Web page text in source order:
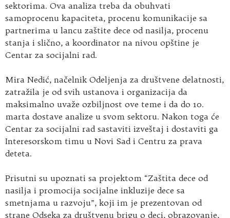
sektorima. Ova analiza treba da obuhvati
samoprocenu kapaciteta, procenu komunikacije sa
partnerima u lancu zaštite dece od nasilja, procenu
stanja i slično, a koordinator na nivou opštine je
Centar za socijalni rad.
Mira Nedić, načelnik Odeljenja za društvene delatnosti,
zatražila je od svih ustanova i organizacija da
maksimalno uvaže ozbiljnost ove teme i da do 10.
marta dostave analize u svom sektoru. Nakon toga će
Centar za socijalni rad sastaviti izveštaj i dostaviti ga
Interesorskom timu u Novi Sad i Centru za prava
deteta.
Prisutni su upoznati sa projektom “Zaštita dece od
nasilja i promocija socijalne inkluzije dece sa
smetnjama u razvoju”, koji im je prezentovan od
strane Odseka za društvenu brigu o deci, obrazovanje,